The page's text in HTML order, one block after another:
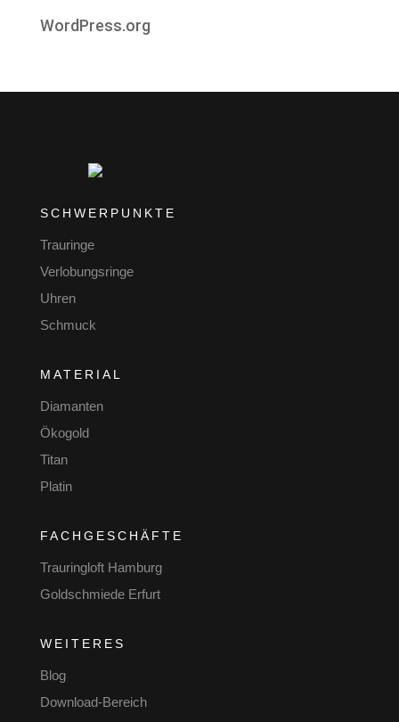
WordPress.org
SCHWERPUNKTE
Trauringe
Verlobungsringe
Uhren
Schmuck
MATERIAL
Diamanten
Ökogold
Titan
Platin
FACHGESCHÄFTE
Trauringloft Hamburg
Goldschmiede Erfurt
WEITERES
Blog
Download-Bereich